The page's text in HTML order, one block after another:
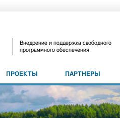
Внедрение и поддержка свободного
программного обеспечения
ПРОЕКТЫ ПАРТНЕРЫ